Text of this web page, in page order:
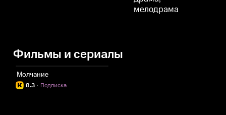
мелодрама
Фильмы и сериалы
Молчание
8.3 Подписка
·